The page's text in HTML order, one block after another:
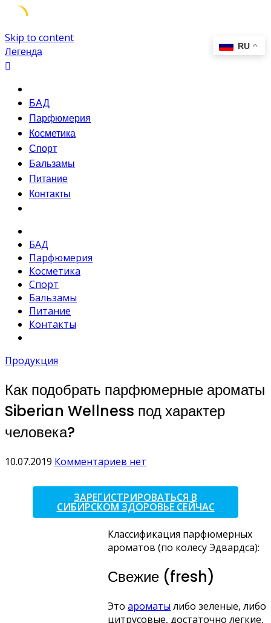
Skip to content
Легенда
БАД
Парфюмерия
Косметика
Спорт
Бальзамы
Питание
Контакты
БАД
Парфюмерия
Косметика
Спорт
Бальзамы
Питание
Контакты
Продукция
Как подобрать парфюмерные ароматы
Siberian Wellness под характер
человека?
10.07.2019 Комментариев нет
ЗАРЕГИСТРИРОВАТЬСЯ В
СИБИРСКОМ ЗДОРОВЬЕ СЕЙЧАС
Классификация парфюмерных
ароматов (по колесу Эдвардса):
Свежие (fresh)
Это ароматы либо зеленые, либо
цитрусовые, достаточно легкие,